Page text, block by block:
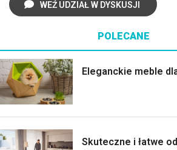
WEŹ UDZIAŁ W DYSKUSJI
POLECANE
Eleganckie meble
Skuteczne i łatwe